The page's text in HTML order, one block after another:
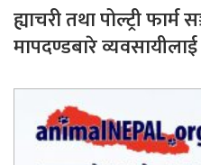
ह्याचरी तथा पोल्ट्री
मापदण्डबारे व्यवसायीलाई